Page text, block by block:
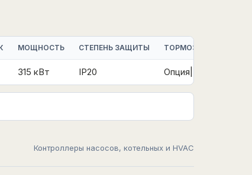
МОЩНОСТЬ СТЕПЕНЬ ЗАЩИТЫ ТОРМОЗНОЙ МОДУЛЬ
315 кВт IP20 Опция|Встроенный
Контроллеры насосов, котельных и HVAC